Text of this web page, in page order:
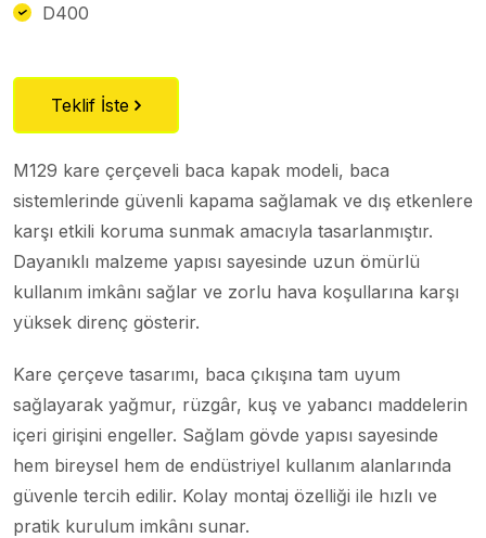
D400
Teklif İste
M129 kare çerçeveli baca kapak modeli, baca
sistemlerinde güvenli kapama sağlamak ve dış etkenlere
karşı etkili koruma sunmak amacıyla tasarlanmıştır.
Dayanıklı malzeme yapısı sayesinde uzun ömürlü
kullanım imkânı sağlar ve zorlu hava koşullarına karşı
yüksek direnç gösterir.
Kare çerçeve tasarımı, baca çıkışına tam uyum
sağlayarak yağmur, rüzgâr, kuş ve yabancı maddelerin
içeri girişini engeller. Sağlam gövde yapısı sayesinde
hem bireysel hem de endüstriyel kullanım alanlarında
güvenle tercih edilir. Kolay montaj özelliği ile hızlı ve
pratik kurulum imkânı sunar.